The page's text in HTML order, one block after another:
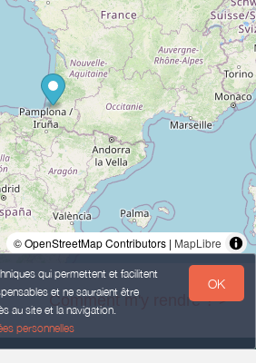
qui permettent et facilitent
et ne sauraient être
au site et la navigation.
personnelles
OK
© OpenStreetMap Contributors | MapLibre
Comment m'y rendre ? >